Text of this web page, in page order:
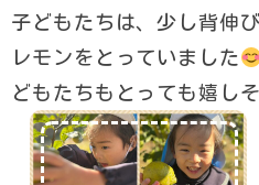
子どもたちは、少し背伸
レモンをとっていました
どもたちもとっても嬉し